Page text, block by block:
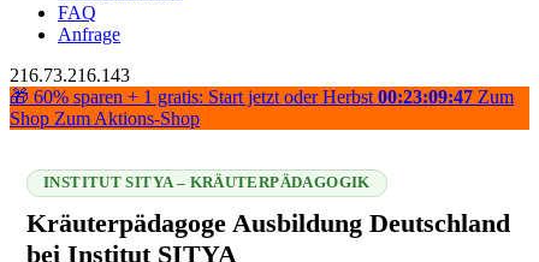
FAQ
Anfrage
216.73.216.143
🎁 60% sparen + 1 gratis: Start jetzt oder Herbst 00:23:09:46 Zum
Shop Zum Aktions-Shop
INSTITUT SITYA – KRÄUTERPÄDAGOGIK
Kräuterpädagoge Ausbildung Deutschland
bei Institut SITYA